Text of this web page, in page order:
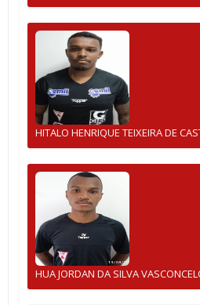
HITALO HENRIQUE TEIXEIRA DE
HUA JORDAN DA SILVA